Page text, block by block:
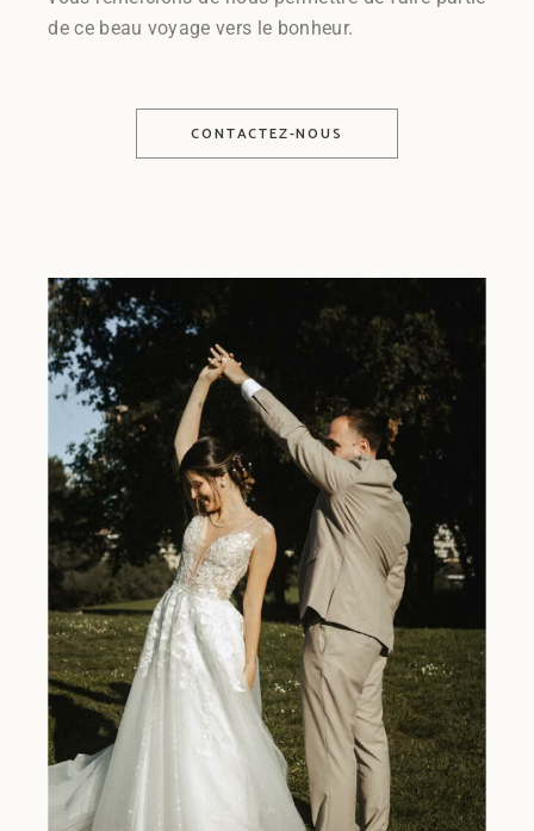
de ce beau voyage vers le bonheur.
CONTACTEZ-NOUS